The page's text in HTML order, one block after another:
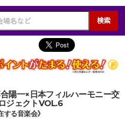
検索
陽一×日本フィルハーモニー交
ジェクトVOL.6
する音楽会》